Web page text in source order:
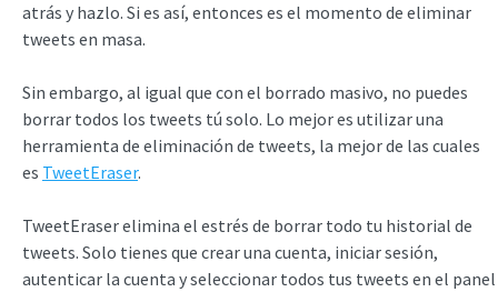
atrás y hazlo. Si es así, entonces es el momento de eliminar
tweets en masa.
Sin embargo, al igual que con el borrado masivo, no puedes
borrar todos los tweets tú solo. Lo mejor es utilizar una
herramienta de eliminación de tweets, la mejor de las cuales
es TweetEraser.
TweetEraser elimina el estrés de borrar todo tu historial de
tweets. Solo tienes que crear una cuenta, iniciar sesión,
autenticar la cuenta y seleccionar todos tus tweets en el panel